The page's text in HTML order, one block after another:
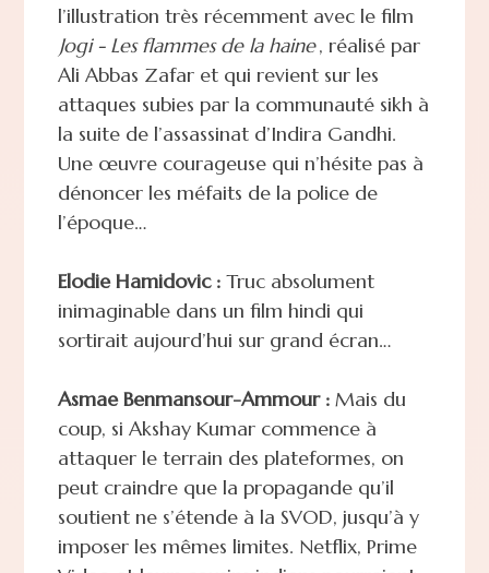
l’illustration très récemment avec le film
Jogi - Les flammes de la haine, réalisé par
Ali Abbas Zafar et qui revient sur les
attaques subies par la communauté sikh à
la suite de l’assassinat d’Indira Gandhi.
Une œuvre courageuse qui n’hésite pas à
dénoncer les méfaits de la police de
l’époque…
Elodie Hamidovic :Truc absolument
inimaginable dans un film hindi qui
sortirait aujourd’hui sur grand écran…
Asmae Benmansour-Ammour :Mais du
coup, si Akshay Kumar commence à
attaquer le terrain des plateformes, on
peut craindre que la propagande qu’il
soutient ne s’étende à la SVOD, jusqu’à y
imposer les mêmes limites. Netflix, Prime